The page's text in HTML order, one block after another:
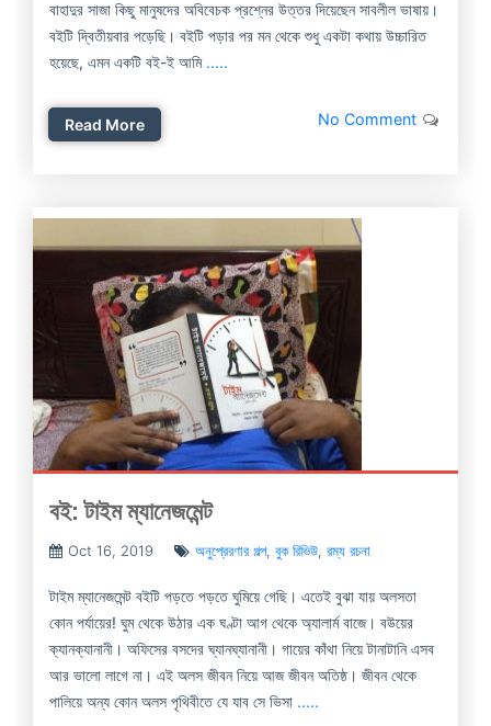
বাহাদুর সাজা কিছু মানুষদের অবিবেচক প্রশ্নের উত্তর দিয়েছেন সাবলীল ভাষায়।
বইটি দ্বিতীয়বার পড়েছি। বইটি পড়ার পর মন থেকে শুধু একটা কথায় উচ্চারিত
হয়েছে, এমন একটি বই-ই আমি .....
Read More No Comment
বই: টাইম ম্যানেজমেন্ট
Oct 16, 2019 অনুপ্রেরণার গল্প, বুক রিভিউ, রম্য রচনা
টাইম ম্যানেজমেন্ট বইটি পড়তে পড়তে ঘুমিয়ে গেছি। এতেই বুঝা যায় অলসতা
কোন পর্যায়ের! ঘুম থেকে উঠার এক ঘণ্টা আগ থেকে অ্যালার্ম বাজে। বউয়ের
ক্যানক্যানানী। অফিসের বসদের ঘ্যানঘ্যানানী। গায়ের কাঁথা নিয়ে টানাটানি এসব
আর ভালো লাগে না। এই অলস জীবন নিয়ে আজ জীবন অতিষ্ঠ। জীবন থেকে
পালিয়ে অন্য কোন অলস পৃথিবীতে যে যাব সে ভিসা .....